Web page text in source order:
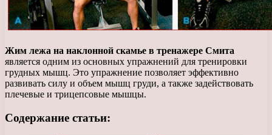
Жим лежа на наклонной скамье в тренажере Смита
является одним из основных упражнений для тренировки
грудных мышц. Это упражнение позволяет эффективно
развивать силу и объем мышц груди, а также задействовать
плечевые и трицепсовые мышцы.
Содержание статьи: